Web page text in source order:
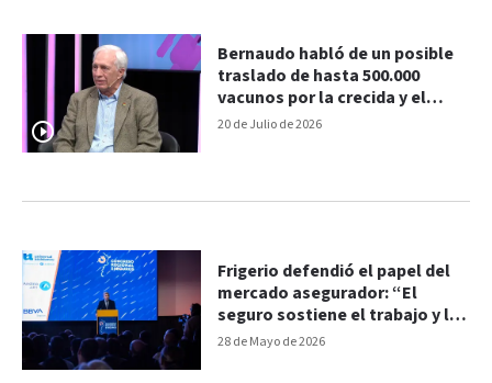
20 de Julio de 2026
Bernaudo habló de un posible
traslado de hasta 500.000
vacunos por la crecida y el
seguro para maíz en Entre Ríos
28 de Mayo de 2026
Frigerio defendió el papel del
mercado asegurador: “El
seguro sostiene el trabajo y la
producción”